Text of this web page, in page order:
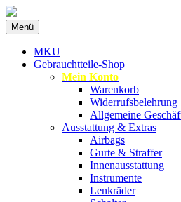
MKU Autoteile
Ersatzteile
Menü Zum
Inhalt
springen
MKU
Gebrauchtteile-Shop
Mein Konto
Warenkorb
Widerrufsbelehrung
Allgemeine
Ausstattung & Extras
Airbags
Gurte & Straffer
Innenausstattung
Instrumente
Lenkräder